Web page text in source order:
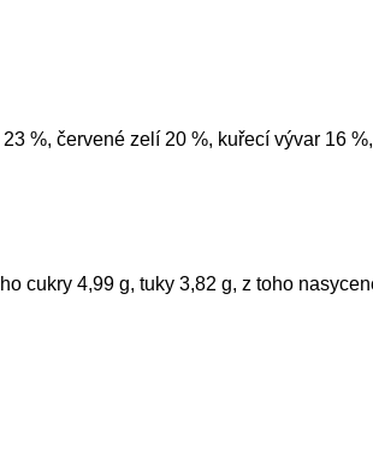
%, červené zelí 20 %, kuřecí vývar 16
cukry 4,99 g, tuky 3,82 g, z toho